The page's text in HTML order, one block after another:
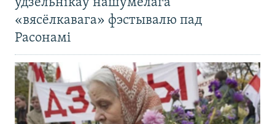
«вясёлкавага» фэстывалю пад
Расонамі